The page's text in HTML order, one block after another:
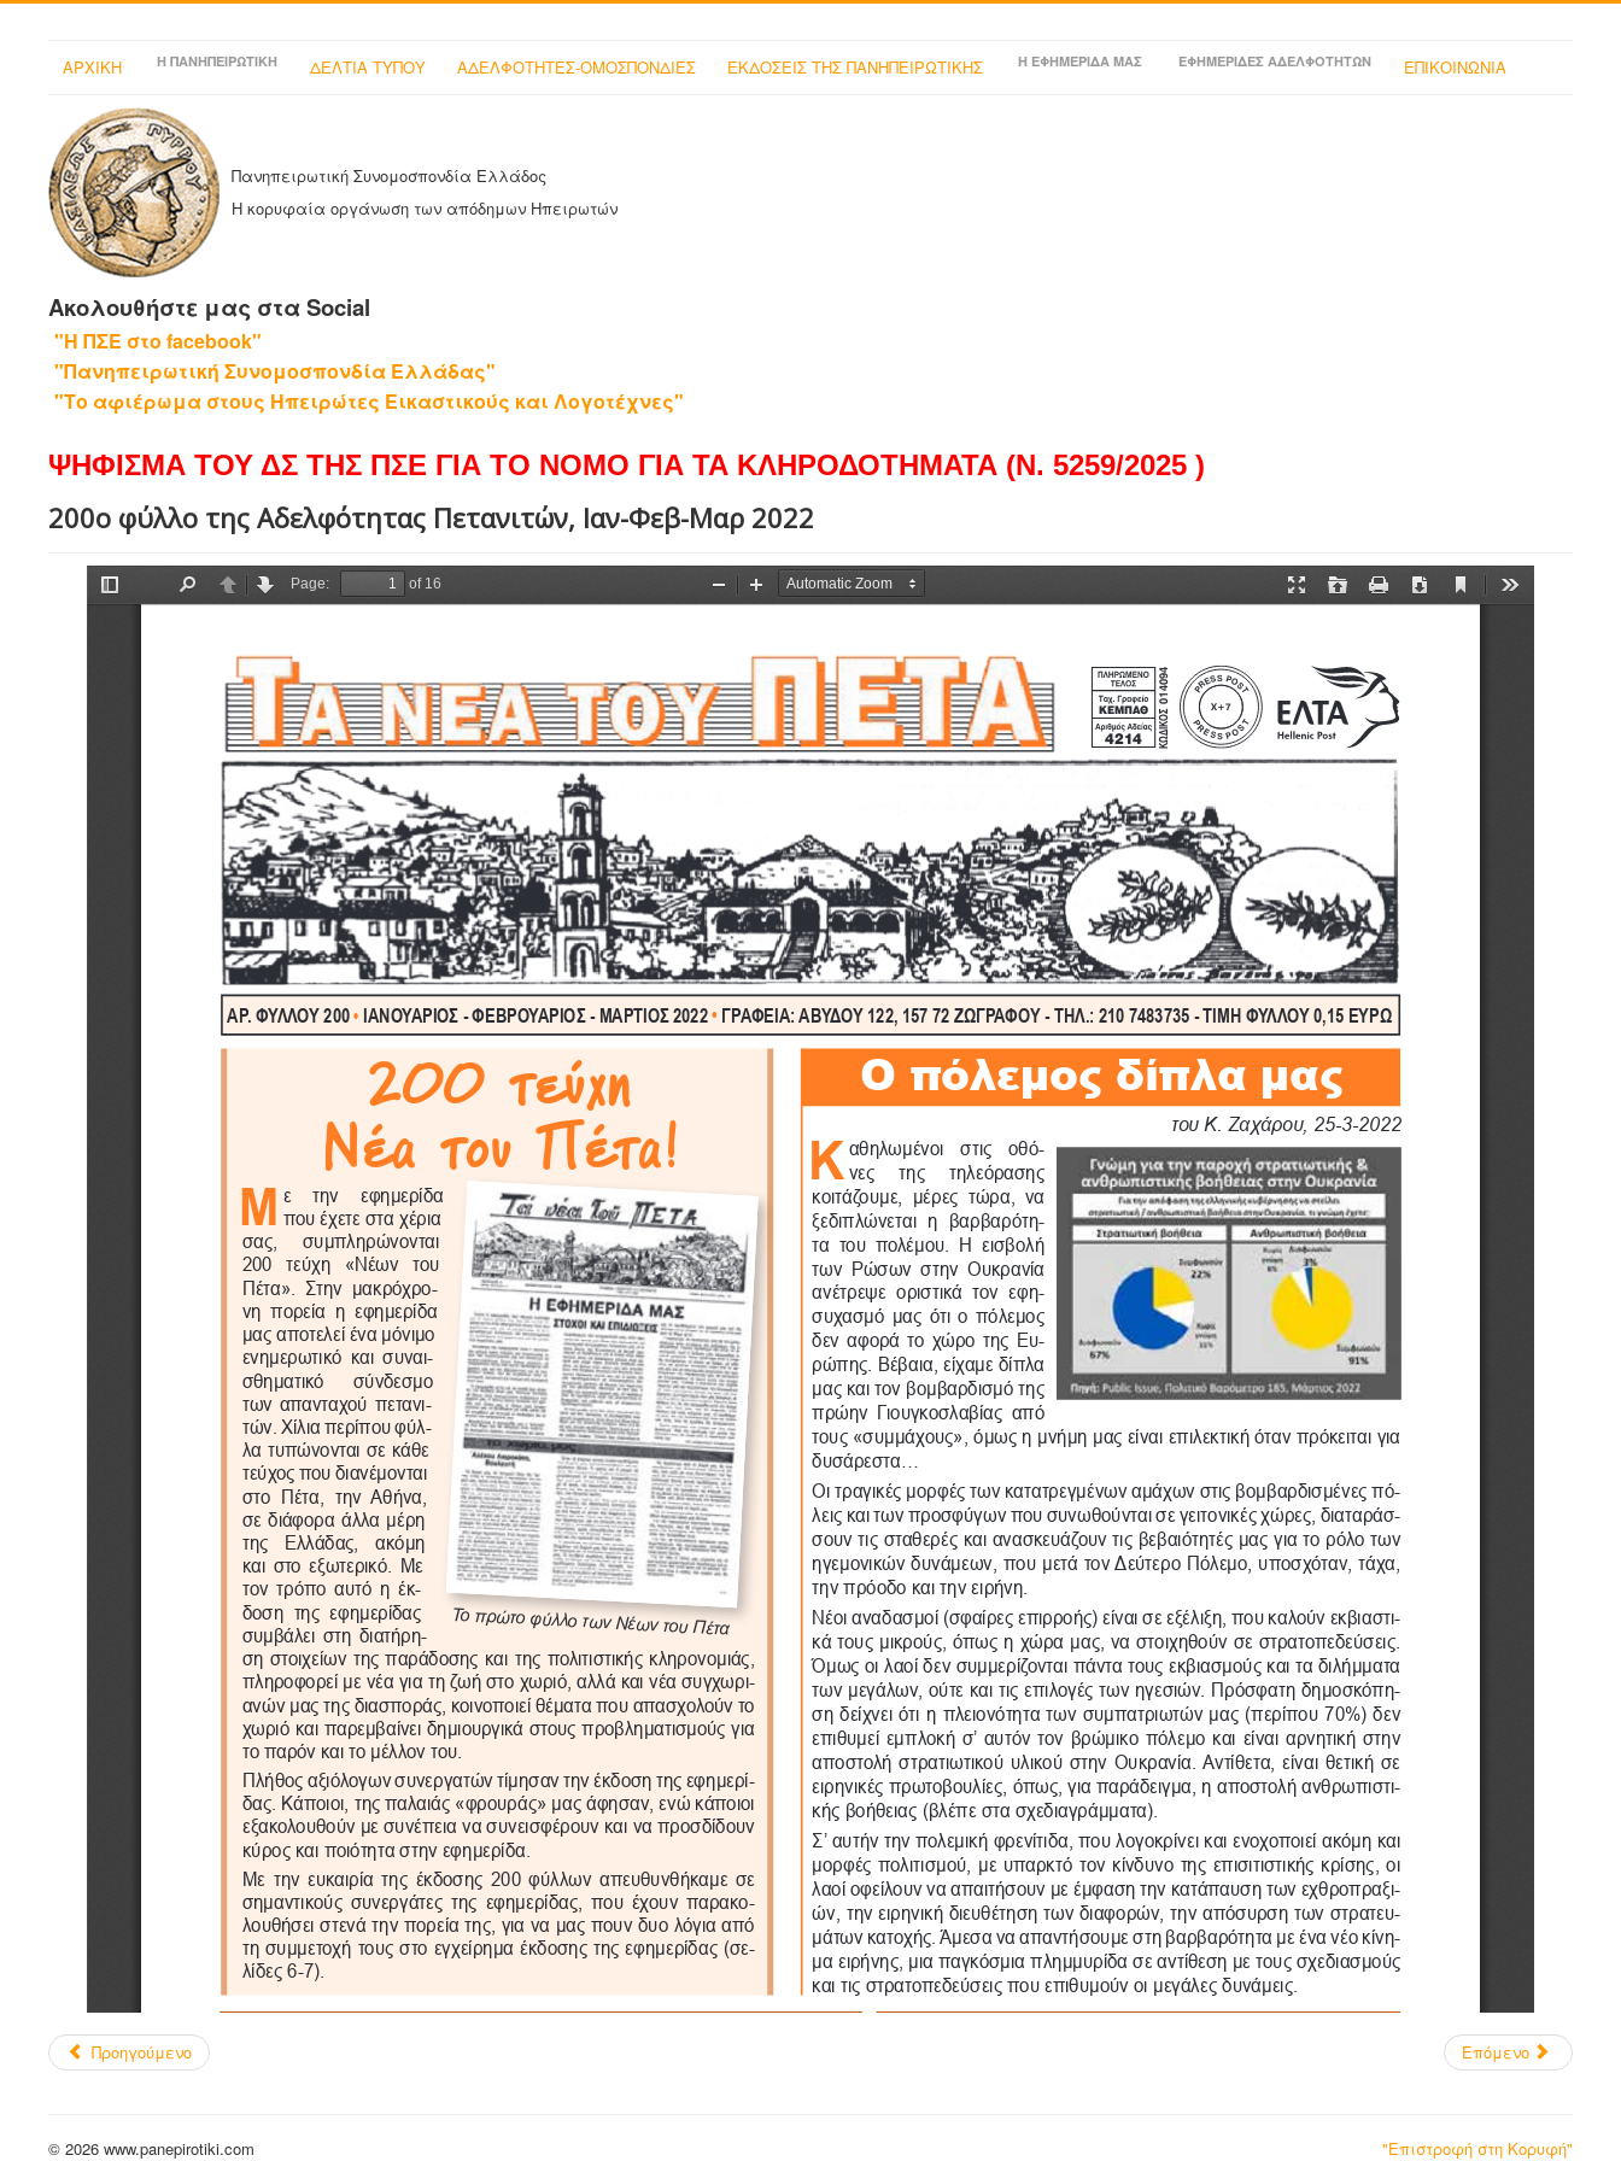
ΑΡΧΙΚΗ Η ΠΑΝΗΠΕΙΡΩΤΙΚΗ ΔΕΛΤΙΑ ΤΥΠΟΥ ΑΔΕΛΦΟΤΗΤΕΣ-ΟΜΟΣΠΟΝΔΙΕΣ ΕΚΔΟΣΕΙΣ ΤΗΣ ΠΑΝΗΠΕΙΡΩΤΙΚΗΣ Η ΕΦΗΜΕΡΙΔΑ ΜΑΣ ΕΦΗΜΕΡΙΔΕΣ ΑΔΕΛΦΟΤΗΤΩΝ ΕΠΙΚΟΙΝΩΝΙΑ
Πανηπειρωτική Συνομοσπονδία Ελλάδος
Η κορυφαία οργάνωση των απόδημων Ηπειρωτών
Ακολουθήστε μας στα Social
"Η ΠΣΕ στο facebook"
"Πανηπειρωτική Συνομοσπονδία Ελλάδας"
"Το αφιέρωμα στους Ηπειρώτες Εικαστικούς και Λογοτέχνες"
ΨΗΦΙΣΜΑ ΤΟΥ ΔΣ ΤΗΣ ΠΣΕ ΓΙΑ ΤΟ ΝΟΜΟ ΓΙΑ ΤΑ ΚΛΗΡΟΔΟΤΗΜΑΤΑ (Ν. 5259/2025 )
200ο φύλλο της Αδελφότητας Πετανιτών, Ιαν-Φεβ-Μαρ 2022
Προηγούμενο Επόμενο
"Επιστροφή στη Κορυφή"
© 2026 www.panepirotiki.com